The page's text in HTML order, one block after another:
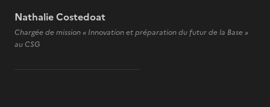
Nathalie Costedoat
Chargée de mission « Innovation et préparation du futur de la Base »
au CSG